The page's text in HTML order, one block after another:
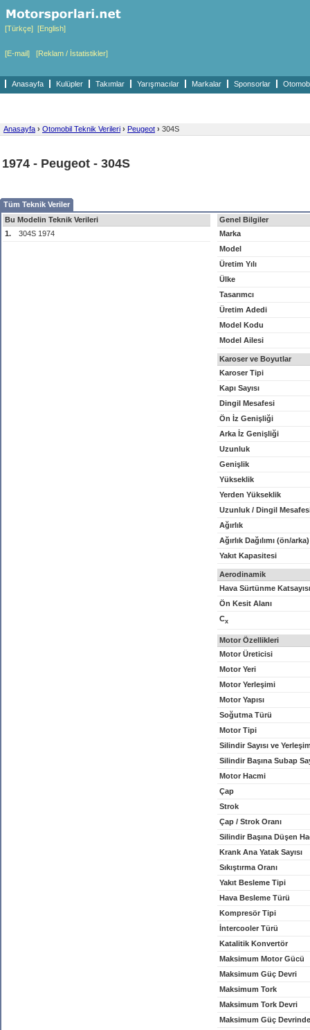
[Türkçe] [English]
[E-mail] [Reklam / İstatistikler]
Anasayfa Kulüpler Takımlar Yarışmacılar Markalar Sponsorlar
Anasayfa › Otomobil Teknik Verileri › Peugeot › 304S
1974 - Peugeot - 304S
Tüm Teknik Veriler
Bu Modelin Teknik Verileri
1.
304S 1974
Genel Bilgiler
Marka
Model
Üretim Yılı
Ülke
Tasarımcı
Üretim Adedi
Model Kodu
Model Ailesi
Karoser ve Boyutlar
Karoser Tipi
Kapı Sayısı
Dingil Mesafesi
Ön İz Genişliği
Arka İz Genişliği
Uzunluk
Genişlik
Yükseklik
Yerden Yükseklik
Uzunluk / Dingil
Ağırlık
Ağırlık Dağılımı (ön/arka)
Yakıt Kapasitesi
Aerodinamik
Hava Sürtünme Katsayısı
Ön Kesit Alanı
Cx
Motor Özellikleri
Motor Üreticisi
Motor Yeri
Motor Yerleşimi
Motor Yapısı
Soğutma Türü
Motor Tipi
Silindir Sayısı ve
Silindir Başına Subap
Motor Hacmi
Çap
Strok
Çap / Strok Oranı
Silindir Başına Düşen
Krank Ana Yatak Sayısı
Sıkıştırma Oranı
Yakıt Besleme Tipi
Hava Besleme Türü
Kompresör Tipi
İntercooler Türü
Katalitik Konvertör
Maksimum Motor Gücü
Maksimum Güç Devri
Maksimum Tork
Maksimum Tork Devri
Maksimum Güç